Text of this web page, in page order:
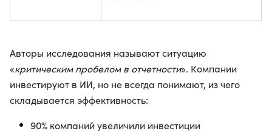
Авторы исследования называют ситуацию
«критическим пробелом в отчетности». Компании
инвестируют в ИИ, но не всегда понимают, из чего
складывается эффективность:
90% компаний увеличили инвестиции